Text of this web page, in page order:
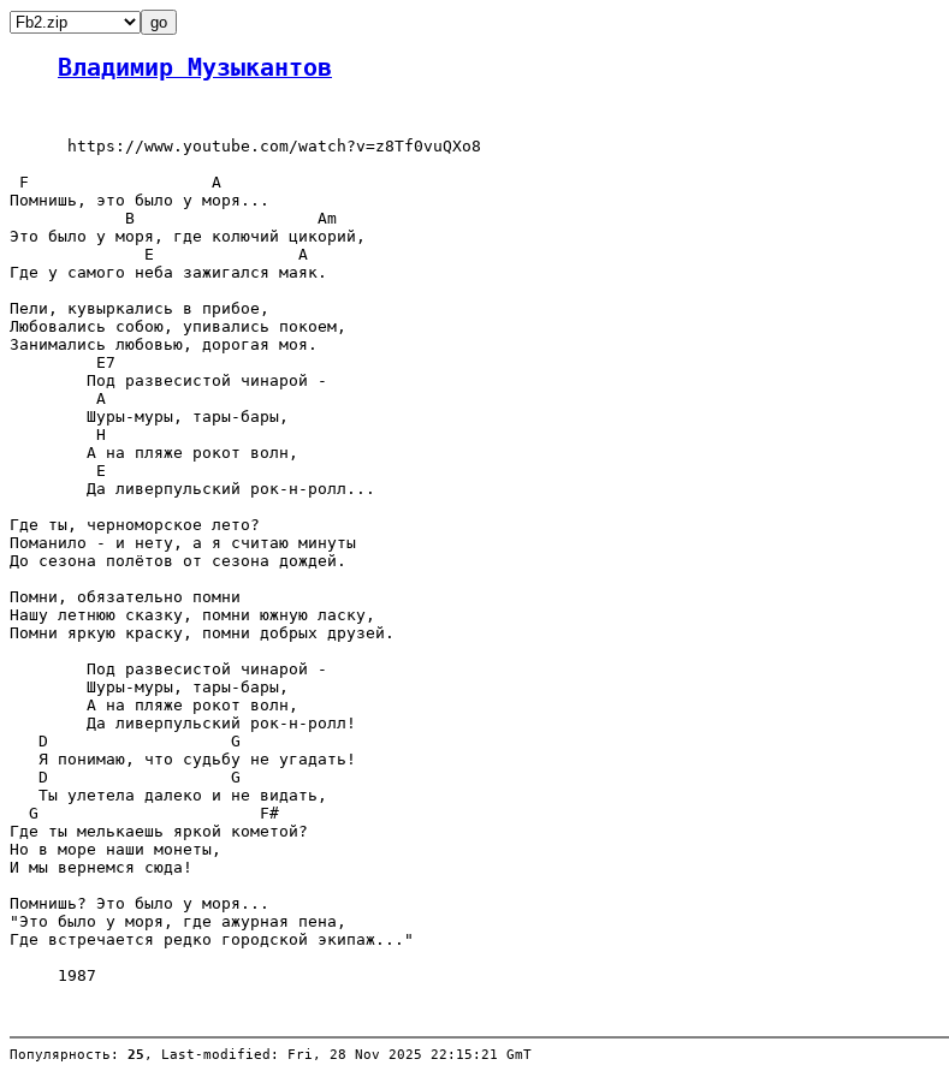
Владимир Музыкантов
      https://www.youtube.com/watch?v=z8Tf0vuQXo8
F                   A
Помнишь, это было у моря...
            B                   Am
Это было у моря, где колючий цикорий,
              E               A
Где у самого неба зажигался маяк.
Пели, кувыркались в прибое,
Любовались собою, упивались покоем,
Занимались любовью, дорогая моя.
         E7
        Под развесистой чинарой -
         A
        Шуры-муры, тары-бары,
         H
        А на пляже рокот волн,
         E
        Да ливерпульский рок-н-ролл...
Где ты, черноморское лето?
Поманило - и нету, а я считаю минуты
До сезона полётов от сезона дождей.
Помни, обязательно помни
Нашу летнюю сказку, помни южную ласку,
Помни яркую краску, помни добрых друзей.
        Под развесистой чинарой -
        Шуры-муры, тары-бары,
        А на пляже рокот волн,
        Да ливерпульский рок-н-ролл!
   D                   G
   Я понимаю, что судьбу не угадать!
   D                   G
   Ты улетела далеко и не видать,
  G                       F#
Где ты мелькаешь яркой кометой?
Но в море наши монеты,
И мы вернемся сюда!
Помнишь? Это было у моря...
"Это было у моря, где ажурная пена,
Где встречается редко городской экипаж..."
     1987
Популярность: 25